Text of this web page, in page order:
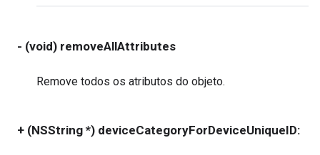
- (void) removeAllAttributes
Remove todos os atributos do objeto.
+ (NSString *) deviceCategoryForDeviceUniqueID: